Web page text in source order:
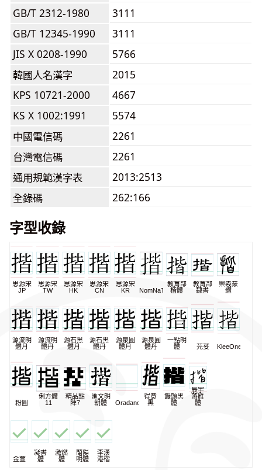
GB/T 2312-1980
3111
GB/T 12345-1990
3111
JIS X 0208-1990
5766
韓國人名漢字
2015
KPS 10721-2000
4667
KS X 1002:1991
5574
中國電信碼
2261
台灣電信碼
2261
通用規範漢字表
2013:2513
全錄碼
262:166
字型收錄
思源宋
JP
思源宋
TW
思源宋
HK
思源宋
CN
思源宋
KR
NomNaTong
教育部
楷體
教育部
隸書
崇羲篆
體
源流明
體月
源流明
體丹
源石黑
體月
源石黑
體丹
源泉圓
體月
源泉圓
體丹
一點明
體
芫荽 KleeOne
粉圓
俐方體
11
精品點
陣7
匯文明
朝體
Oradano
得意
黑
饅頭黑
體
辰宇
落雁
體
金萱
凝書
體
激燃
體
蘭陽
明體
李漢
港楷